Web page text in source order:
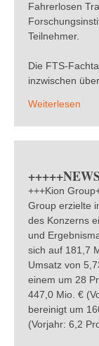
Fahrerlosen
Teilnehmer.
Die FTS-
inzwischen
Weiterlesen
+++Kion
Group erzielte
des Konzerns
und
sich auf 181,7
Umsatz von
einem um 28
447,0 Mio. €
bereinigt um
(Vorjahr: 6,2